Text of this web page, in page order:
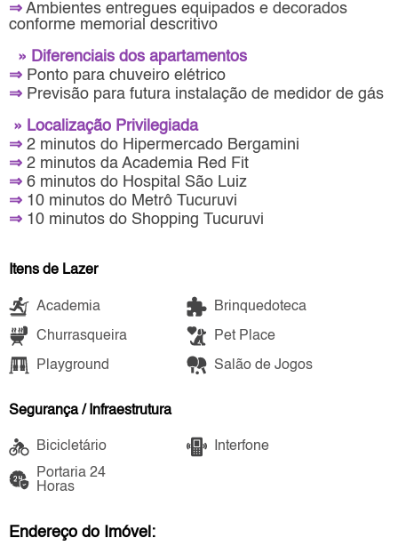
⇒ Ambientes entregues equipados e decorados
conforme memorial descritivo
» Diferenciais dos apartamentos
⇒ Ponto para chuveiro elétrico
⇒ Previsão para futura instalação de medidor de gás
» Localização Privilegiada
⇒ 2 minutos do Hipermercado Bergamini
⇒ 2 minutos da Academia Red Fit
⇒ 6 minutos do Hospital São Luiz
⇒ 10 minutos do Metrô Tucuruvi
⇒ 10 minutos do Shopping Tucuruvi
Itens de Lazer
Academia Brinquedoteca
Churrasqueira Pet Place
Playground Salão de Jogos
Segurança / Infraestrutura
Bicicletário
Interfone
Portaria 24
Horas
Endereço do Imóvel: